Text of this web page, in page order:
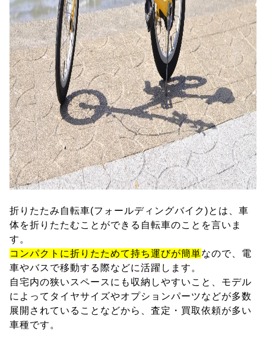
折りたたみ自転車(フォールディングバイク)とは、車
体を折りたたむことができる自転車のことを言いま
す。
コンパクトに折りたためて持ち運びが簡単なので、電
車やバスで移動する際などに活躍します。
自宅内の狭いスペースにも収納しやすいこと、モデル
によってタイヤサイズやオプションパーツなどが多数
展開されていることなどから、査定・買取依頼が多い
車種です。